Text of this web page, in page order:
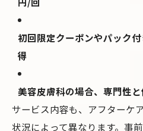
初回限定クーポンやパック
得
美容皮膚科の場合、専門性
サービス内容も、アフターケ
状況によって異なります。事